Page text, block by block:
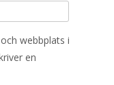
webbplats i
en